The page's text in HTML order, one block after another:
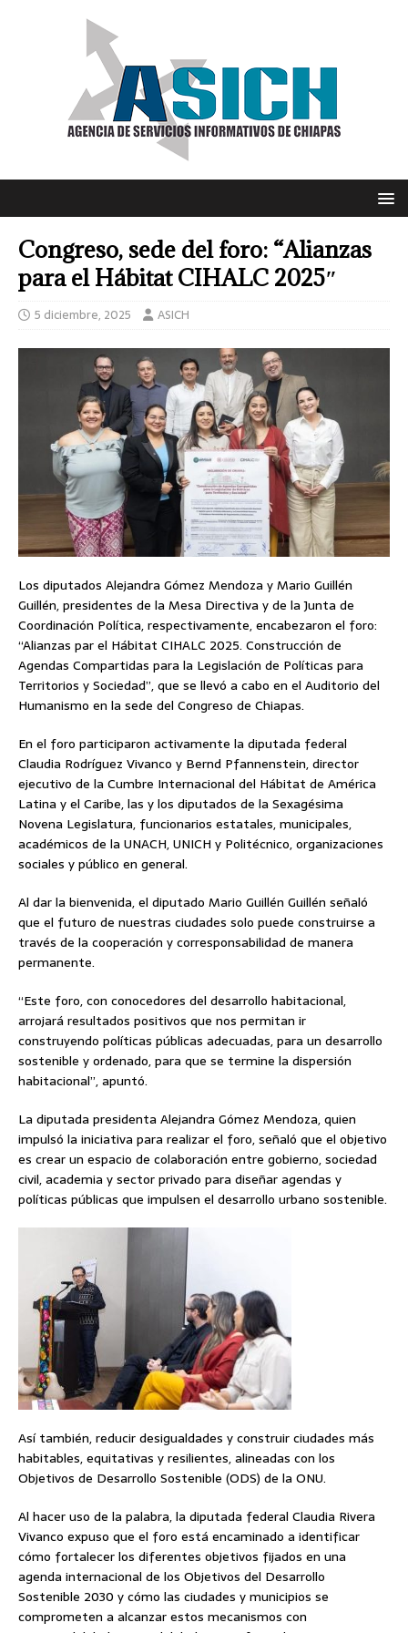
Congreso, sede del foro: “Alianzas
para el Hábitat CIHALC 2025″
5 diciembre, 2025 ASICH
Los diputados Alejandra Gómez Mendoza y Mario Guillén
Guillén, presidentes de la Mesa Directiva y de la Junta de
Coordinación Política, respectivamente, encabezaron el foro:
“Alianzas par el Hábitat CIHALC 2025. Construcción de
Agendas Compartidas para la Legislación de Políticas para
Territorios y Sociedad”, que se llevó a cabo en el Auditorio del
Humanismo en la sede del Congreso de Chiapas.
En el foro participaron activamente la diputada federal
Claudia Rodríguez Vivanco y Bernd Pfannenstein, director
ejecutivo de la Cumbre Internacional del Hábitat de América
Latina y el Caribe, las y los diputados de la Sexagésima
Novena Legislatura, funcionarios estatales, municipales,
académicos de la UNACH, UNICH y Politécnico, organizaciones
sociales y público en general.
Al dar la bienvenida, el diputado Mario Guillén Guillén señaló
que el futuro de nuestras ciudades solo puede construirse a
través de la cooperación y corresponsabilidad de manera
permanente.
“Este foro, con conocedores del desarrollo habitacional,
arrojará resultados positivos que nos permitan ir
construyendo políticas públicas adecuadas, para un desarrollo
sostenible y ordenado, para que se termine la dispersión
habitacional”, apuntó.
La diputada presidenta Alejandra Gómez Mendoza, quien
impulsó la iniciativa para realizar el foro, señaló que el objetivo
es crear un espacio de colaboración entre gobierno, sociedad
civil, academia y sector privado para diseñar agendas y
políticas públicas que impulsen el desarrollo urbano sostenible.
Así también, reducir desigualdades y construir ciudades más
habitables, equitativas y resilientes, alineadas con los
Objetivos de Desarrollo Sostenible (ODS) de la ONU.
Al hacer uso de la palabra, la diputada federal Claudia Rivera
Vivanco expuso que el foro está encaminado a identificar
cómo fortalecer los diferentes objetivos fijados en una
agenda internacional de los Objetivos del Desarrollo
Sostenible 2030 y cómo las ciudades y municipios se
comprometen a alcanzar estos mecanismos con